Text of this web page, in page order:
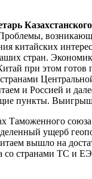
китайских
стран.
при этом
странами
и Россией и
пункты. Выигрыш
Таможенного
ущерб
вышло на
странами ТС и